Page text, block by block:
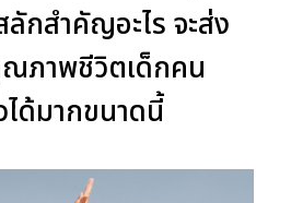
ลักสำคัญอะไร จะส่ง
ภาพชีวิตเด็กคน
ได้มากขนาดนี้